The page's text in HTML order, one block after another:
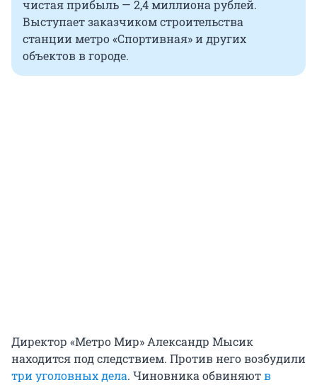
чистая прибыль — 2,4 миллиона рублей.
Выступает заказчиком строительства
станции метро «Спортивная» и других
объектов в городе.
Директор «Метро Мир» Александр Мысик
находится под следствием. Против него возбудили
три уголовных дела. Чиновника обвиняютв